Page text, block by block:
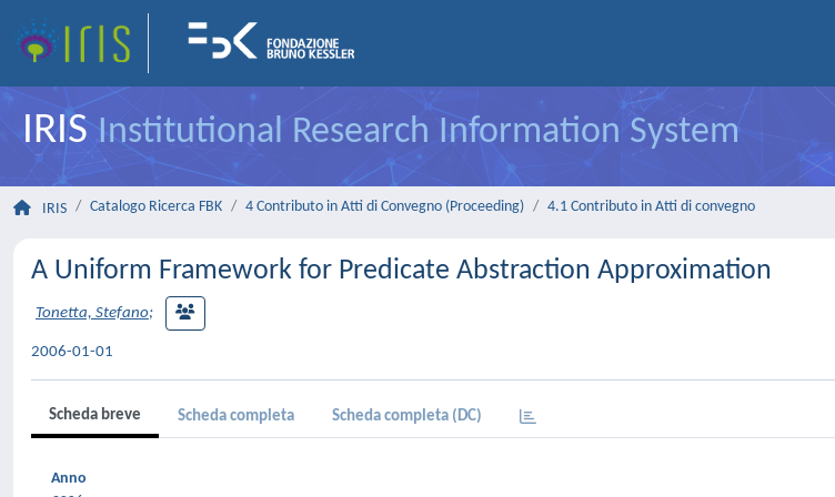
IRISInstitutional Research Information System
IRIS Catalogo Ricerca FBK 4 Contributo in Atti di Convegno (Proceeding) 4.1 Contributo in Atti di convegno
A Uniform Framework for Predicate Abstraction Approximation
Tonetta, Stefano;
2006-01-01
Scheda breve Scheda completa Scheda completa (DC)
Anno